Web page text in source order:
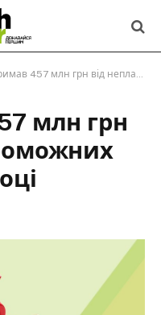
млн грн від неплатоспроможних банків у 2024 році
млн грн